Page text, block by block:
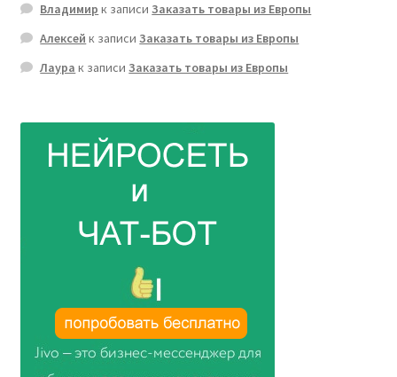
Владимир к записиЗаказать товары из Европы
Алексей к записиЗаказать товары из Европы
Лаура к записиЗаказать товары из Европы